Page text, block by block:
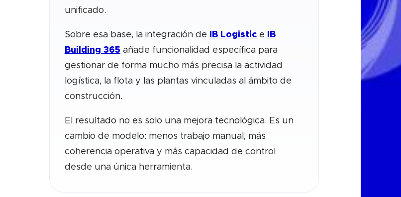
unificado.
Sobre esa base, la integración de IB Logistice
IB
Building 365 añade funcionalidad específica para
gestionar de forma mucho más precisa la actividad
logística, la flota y las plantas vinculadas al ámbito de
construcción.
El resultado no es solo una mejora tecnológica. Es un
cambio de modelo: menos trabajo manual, más
coherencia operativa y más capacidad de control
desde una única herramienta.